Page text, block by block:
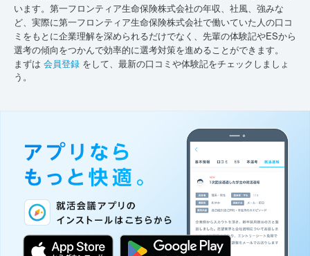
います。第一フロンティア生命保険株式会社の年収、社風、強みな
ど、実際に第一フロンティア生命保険株式会社で働いていた人の口コ
ミをもとに企業理解を深められるだけでなく、先輩の体験記やESから
選考の傾向をつかんで効率的に選考対策を進めることができます。
まずは 会員登録 をして、最新の口コミや体験記をチェックしましょ
う。